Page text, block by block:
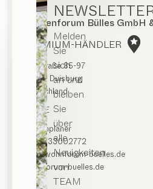
Melden
Sie
sich
an und
bleiben
Sie
über
alle
Neuigkeiten
von
TEAM
Küchenforum Bülles GmbH
PREMIUM-HÄNDLER
Falkstraße 85-97
47058 Duisburg
Deutschland
KÜCHE
Routenplaner
+492033002772
info@wohnforum-buelles.de
wohnforum-buelles.de